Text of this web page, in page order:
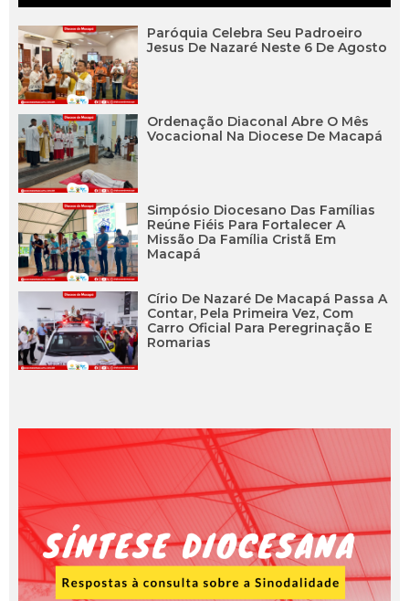
Paróquia Celebra Seu Padroeiro
Jesus De Nazaré Neste 6 De Agosto
Ordenação Diaconal Abre O Mês
Vocacional Na Diocese De Macapá
Simpósio Diocesano Das Famílias
Reúne Fiéis Para Fortalecer A
Missão Da Família Cristã Em
Macapá
Círio De Nazaré De Macapá Passa A
Contar, Pela Primeira Vez, Com
Carro Oficial Para Peregrinação E
Romarias